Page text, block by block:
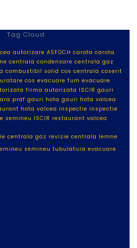
Tag Cloud
autorizare ASFOCH carota carota
centrala condensare centrala gaz
combustibil solid cos centrala coserit
cos evacuare fum evacuare
firma autorizata ISCIR gauri
praf gauri hota gauri hota valcea
hota valcea inspectie inspectie
semineu ISCIR restaurant valcea
centrala gaz revizie centrala lemne
semineu tubulatura evacuare